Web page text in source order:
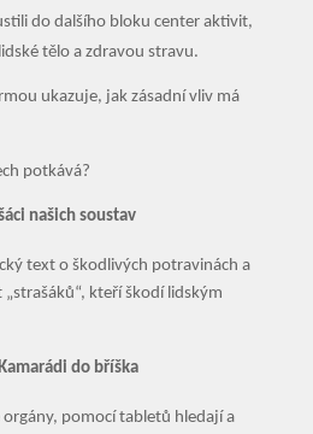
do dalšího bloku center aktivit,
tělo a zdravou stravu.
ukazuje, jak zásadní vliv má
potkává?
našich soustav
text o škodlivých potravinách a
kteří škodí lidským
do bříška
orgány, pomocí tabletů hledají a